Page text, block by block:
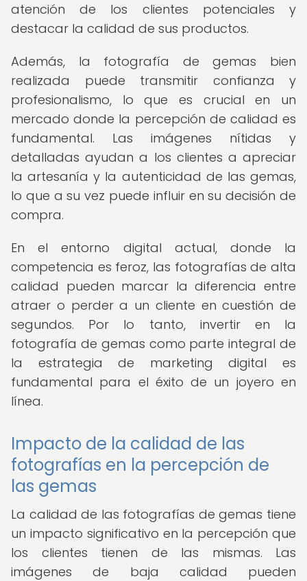
atención de los clientes potenciales y
destacar la calidad de sus productos.
Además, la fotografía de gemas bien
realizada puede transmitir confianza y
profesionalismo, lo que es crucial en un
mercado donde la percepción de calidad es
fundamental. Las imágenes nítidas y
detalladas ayudan a los clientes a apreciar
la artesanía y la autenticidad de las gemas,
lo que a su vez puede influir en su decisión de
compra.
En el entorno digital actual, donde la
competencia es feroz, las fotografías de alta
calidad pueden marcar la diferencia entre
atraer o perder a un cliente en cuestión de
segundos. Por lo tanto, invertir en la
fotografía de gemas como parte integral de
la estrategia de marketing digital es
fundamental para el éxito de un joyero en
línea.
Impacto de la calidad de las
fotografías en la percepción de
las gemas
La calidad de las fotografías de gemas tiene
un impacto significativo en la percepción que
los clientes tienen de las mismas. Las
imágenes de baja calidad pueden